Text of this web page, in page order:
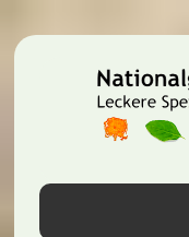
Hauptnavigation
Inhalt
Seitenspalte